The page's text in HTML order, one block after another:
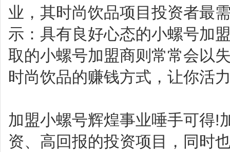
业，其时尚饮品项目投资者最
示：具有良好心态的小螺号加
取的小螺号加盟商则常常会以
时尚饮品的赚钱方式，让你活
加盟小螺号辉煌事业唾手可得!
资、高回报的投资项目，同时